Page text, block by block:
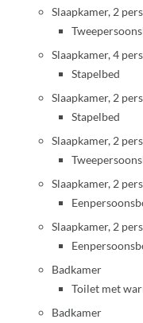
Slaapkamer, 2
Slaapkamer, 4
Stapelbed
Slaapkamer, 2
Stapelbed
Slaapkamer, 2
Slaapkamer, 2
Slaapkamer, 2
Badkamer
Toilet met
Badkamer